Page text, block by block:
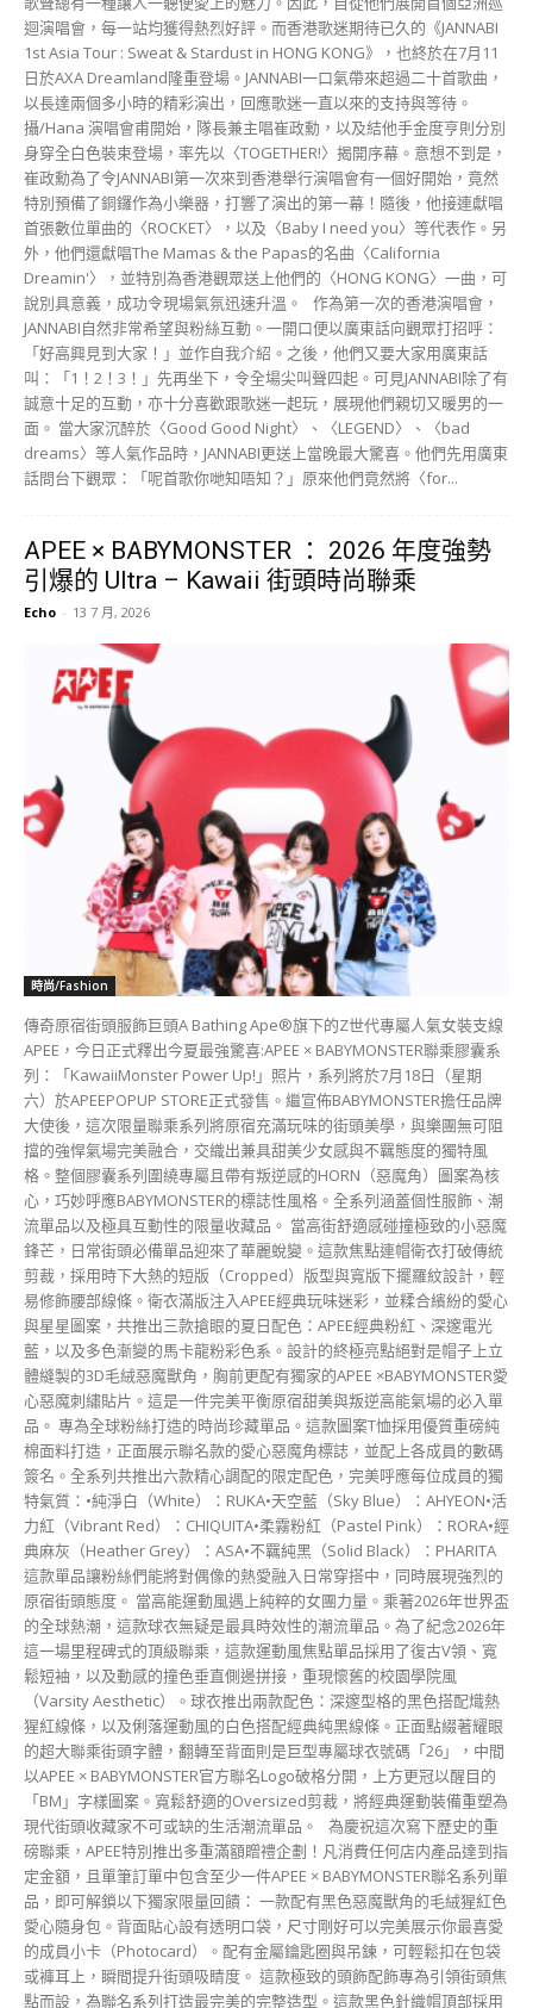
JANNABI自然非常希望與粉絲互動。一開口便以廣東話向觀眾打招呼：
「好高興見到大家！」並作自我介紹。之後，他們又要大家用廣東話
叫：「1！2！3！」先再坐下，令全場尖叫聲四起。可見JANNABI除了有
誠意十足的互動，亦十分喜歡跟歌迷一起玩，展現他們親切又暖男的一
面。 當大家沉醉於〈Good Good Night〉、〈LEGEND〉、〈bad
dreams〉等人氣作品時，JANNABI更送上當晚最大驚喜。他們先用廣東
話問台下觀眾：「呢首歌你哋知唔知？」原來他們竟然將〈for...
APEE × BABYMONSTER ： 2026 年度強勢
引爆的 Ultra – Kawaii 街頭時尚聯乘
Echo - 13 7 月, 2026
時尚/Fashion
傳奇原宿街頭服飾巨頭A Bathing Ape®旗下的Z世代專屬人氣女裝支線
APEE，今日正式釋出今夏最強驚喜:APEE × BABYMONSTER聯乘膠囊系
列：「KawaiiMonster Power Up!」照片，系列將於7月18日（星期
六）於APEEPOPUP STORE正式發售。繼宣佈BABYMONSTER擔任品牌
大使後，這次限量聯乘系列將原宿充滿玩味的街頭美學，與樂團無可阻
擋的強悍氣場完美融合，交織出兼具甜美少女感與不羈態度的獨特風
格。整個膠囊系列圍繞專屬且帶有叛逆感的HORN（惡魔角）圖案為核
心，巧妙呼應BABYMONSTER的標誌性風格。全系列涵蓋個性服飾、潮
流單品以及極具互動性的限量收藏品。 當高街舒適感碰撞極致的小惡魔
鋒芒，日常街頭必備單品迎來了華麗蛻變。這款焦點連帽衛衣打破傳統
剪裁，採用時下大熱的短版（Cropped）版型與寬版下擺羅紋設計，輕
易修飾腰部線條。衛衣滿版注入APEE經典玩味迷彩，並糅合繽紛的愛心
與星星圖案，共推出三款搶眼的夏日配色：APEE經典粉紅、深邃電光
藍，以及多色漸變的馬卡龍粉彩色系。設計的終極亮點絕對是帽子上立
體縫製的3D毛絨惡魔獸角，胸前更配有獨家的APEE ×BABYMONSTER愛
心惡魔刺繡貼片。這是一件完美平衡原宿甜美與叛逆高能氣場的必入單
品。 專為全球粉絲打造的時尚珍藏單品。這款圖案T恤採用優質重磅純
棉面料打造，正面展示聯名款的愛心惡魔角標誌，並配上各成員的數碼
簽名。全系列共推出六款精心調配的限定配色，完美呼應每位成員的獨
特氣質：•純淨白（White）：RUKA•天空藍（Sky Blue）：AHYEON•活
力紅（Vibrant Red）：CHIQUITA•柔霧粉紅（Pastel Pink）：RORA•經
典麻灰（Heather Grey）：ASA•不羈純黑（Solid Black）：PHARITA
這款單品讓粉絲們能將對偶像的熱愛融入日常穿搭中，同時展現強烈的
原宿街頭態度。 當高能運動風遇上純粹的女團力量。乘著2026年世界盃
的全球熱潮，這款球衣無疑是最具時效性的潮流單品。為了紀念2026年
這一場里程碑式的頂級聯乘，這款運動風焦點單品採用了復古V領、寬
鬆短袖，以及動感的撞色垂直側邊拼接，重現懷舊的校園學院風
（Varsity Aesthetic）。球衣推出兩款配色：深邃型格的黑色搭配熾熱
猩紅線條，以及俐落運動風的白色搭配經典純黑線條。正面點綴著耀眼
的超大聯乘街頭字體，翻轉至背面則是巨型專屬球衣號碼「26」，中間
以APEE × BABYMONSTER官方聯名Logo破格分開，上方更冠以醒目的
「BM」字樣圖案。寬鬆舒適的Oversized剪裁，將經典運動裝備重塑為
現代街頭收藏家不可或缺的生活潮流單品。 為慶祝這次寫下歷史的重
磅聯乘，APEE特別推出多重滿額贈禮企劃！凡消費任何店内產品達到指
定金額，且單筆訂單中包含至少一件APEE × BABYMONSTER聯名系列單
品，即可解鎖以下獨家限量回饋： 一款配有黑色惡魔獸角的毛絨猩紅色
愛心隨身包。背面貼心設有透明口袋，尺寸剛好可以完美展示你最喜愛
的成員小卡（Photocard）。配有金屬鑰匙圈與吊鍊，可輕鬆扣在包袋
或褲耳上，瞬間提升街頭吸睛度。 這款極致的頭飾配飾專為引領街頭焦
點而設，為聯名系列打造最完美的完整造型。這款黑色針織帽頂部採用
獨特的立體惡魔角輪廓，將玩味趣味與街頭怪獸流派（Street-Monster
Edge）完美融合。兩側耳罩式加長剪裁重現了千禧復古（Y2K）的溫暖
包覆感，正面飾有APEE ×BABYMONSTER官方聯名Logo，背面則精緻刺
繡著搶眼的鮮紅色「BABYMONSTER」字樣。隨性拉低帽簷，即可為任
何休閒造型注入一抹神秘且無拘無束的帥氣態度。 APEE ×
BABYMONSTER終極Kawaii貼紙本相冊Boxset是品牌首創的互動式粉絲
收藏品，讓粉絲們能同時化身造型師與街頭藝術家。 為了提升收藏價
值，每本珍藏相冊均印有獨一無二的專屬序列號（Serial Number），
限號1500本，使其成為絕無僅有的周邊歷史珍藏。本子內含多款專屬的
成員模切貼紙（Die-cut...